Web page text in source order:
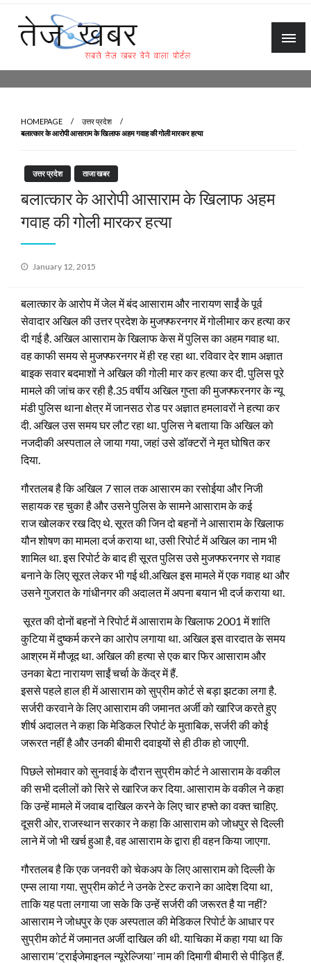
Skip
content
HOMEPAGE
उत्तर प्रदेश
बलात्कार के आरोपी आसाराम के खिलाफ अहम गवाह की गोली मारकर हत्या
उत्तर प्रदेश ताजा खबर
बलात्कार के आरोपी आसाराम के खिलाफ अहम
गवाह की गोली मारकर हत्या
Posted
January 12, 2015
बलात्कार के आरोप में जेल में बंद आसाराम और नारायण साईं के पूर्व
सेवादार अखिल की उत्तर प्रदेश के मुजफ्फरनगर में गोलीमार कर हत्या कर
दी गई है. अखिल आसाराम के खिलाफ केस में पुलिस का अहम गवाह था.
वह काफी समय से मुजफ्फरनगर में ही रह रहा था. रविवार देर शाम अज्ञात
बाइक सवार बदमाशों ने अखिल की गोली मार कर हत्या कर दी.पुलिस पूरे
मामले की जांच कर रही है.35 वर्षीय अख‍िल गुप्ता की मुजफ्फरनगर के न्यू
मंडी पुलिस थाना क्षेत्र में जानसठ रोड पर अज्ञात हमलावरों ने हत्या कर
दी. अख‍िल उस समय घर लौट रहा था. पुलिस ने बताया कि अख‍िल को
नजदीकी अस्पताल ले जाया गया, जहां उसे डॉक्टरों ने मृत घोषित कर
दिया.
गौरतलब है कि अखिल 7 साल तक आसारम का रसोईया और निजी
सहायक रह चुका है और उसने पुलिस के सामने आसाराम के कई
राज खोलकर रख दिए थे. सूरत की जिन दो बहनों ने आसाराम के खिलाफ
यौन शोषण का मामला दर्ज कराया था, उसी रिपोर्ट में अखिल का नाम भी
शामिल था. इस रिपोर्ट के बाद ही सूरत पुलिस उसे मुजफ्फरनगर से गवाह
बनाने के लिए सूरत लेकर भी गई थी.अख‍िल इस मामले में एक गवाह था और
उसने गुजरात के गांधीनगर की अदालत में अपना बयान भी दर्ज कराया था.
सूरत की दोनों बहनों ने रिपोर्ट में आसाराम के खिलाफ 2001 में शांति
कुटिया में दुष्कर्म करने का आरोप लगाया था. अखिल इस वारदात के समय
आश्रम में मौजूद था. अख‍िल की हत्या से एक बार फिर आसाराम और
उनका बेटा नारायण साईं चर्चा के केंद्र में हैं.
इससे पहले हाल ही में आसाराम को सुप्रीम कोर्ट से बड़ा झटका लगा है.
सर्जरी करवाने के लिए आसाराम की जमानत अर्जी को खारिज करते हुए
शीर्ष अदालत ने कहा कि मेडिकल रिपोर्ट के मुताबिक, सर्जरी की कोई
जरूरत नहीं है और उनकी बीमारी दवाइयों से ही ठीक हो जाएगी.
पिछले सोमवार को सुनवाई के दौरान सुप्रीम कोर्ट ने आसाराम के वकील
की सभी दलीलों को सिरे से खारिज कर दिया. आसाराम के वकील ने कहा
कि उन्हें मामले में जवाब दाखि‍ल करने के लिए चार हफ्ते का वक्त चाहिए.
दूसरी ओर, राजस्थान सरकार ने कहा कि आसाराम को जोधपुर से दिल्ली
लाने में जो भी खर्च हुआ है, वह आसाराम के द्वारा ही वहन किया जाएगा.
गौरतलब है‍ कि एक जनवरी को चेकअप के लिए आसाराम को दिल्ली के
एम्स लाया गया. सुप्रीम कोर्ट ने उनके टेस्ट कराने का आदेश दिया था,
ताकि यह पता लगाया जा सके कि उन्हें सर्जरी की जरूरत है या नहीं?
आसाराम ने जोधपुर के एक अस्पताल की मेडिकल रिपोर्ट के आधार पर
सुप्रीम कोर्ट में जमानत अर्जी दाखिल की थी. याचिका में कहा गया था कि
आसाराम ‘ट्राईजेमाइनल न्यूरेल्जिया’ नाम की दिमागी बीमारी से पीड़ित हैं.